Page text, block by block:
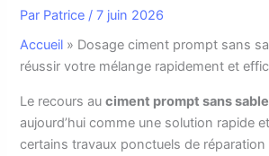
Par Patrice /7 juin 2026
Accueil » Dosage ciment prompt sans
réussir votre mélange rapidement et
Le recours auciment prompt sans sable
aujourd’hui comme une solution rapide
certains travaux ponctuels de réparation